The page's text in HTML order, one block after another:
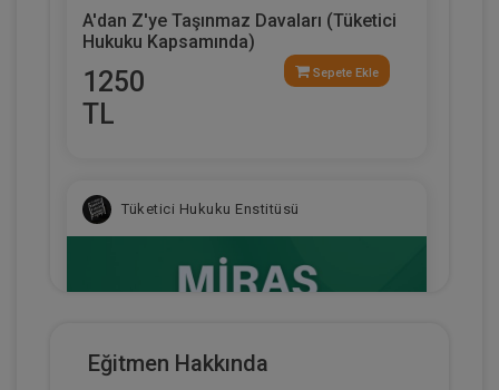
A'dan Z'ye Taşınmaz Davaları (Tüketici
Hukuku Kapsamında)
1250
TL
Sepete Ekle
Tüketici Hukuku Enstitüsü
Eğitmen Hakkında